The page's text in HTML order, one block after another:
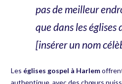
pas de meilleur
que dans les églises
[insérer un nom
Les églises gospel à Harlem